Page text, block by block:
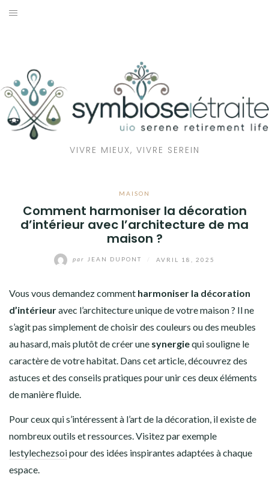
Aller
VIVRE MIEUX, VIVRE SEREIN
MAISON
Comment harmoniser la décoration
d’intérieur avec l’architecture de ma
maison ?
par JEAN DUPONT AVRIL 18, 2025
Vous vous demandez comment harmoniser la décoration
d’intérieuravec l’architecture unique de votre maison ? Il ne
s’agit pas simplement de choisir des couleurs ou des meubles
au hasard, mais plutôt de créer une synergiequi souligne le
caractère de votre habitat. Dans cet article, découvrez des
astuces et des conseils pratiques pour unir ces deux éléments
de manière fluide.
Pour ceux qui s’intéressent à l’art de la décoration, il existe de
nombreux outils et ressources. Visitez par exemple
lestylechezsoipour des idées inspirantes adaptées à chaque
espace.
SANTÉ
MAISON